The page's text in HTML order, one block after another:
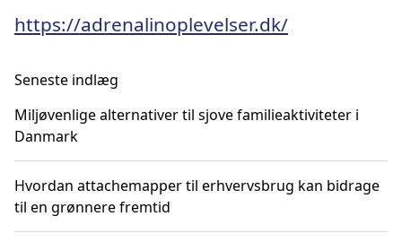
https://adrenalinoplevelser.dk/
Seneste indlæg
Miljøvenlige alternativer til sjove familieaktiviteter i
Danmark
Hvordan attachemapper til erhvervsbrug kan bidrage
til en grønnere fremtid